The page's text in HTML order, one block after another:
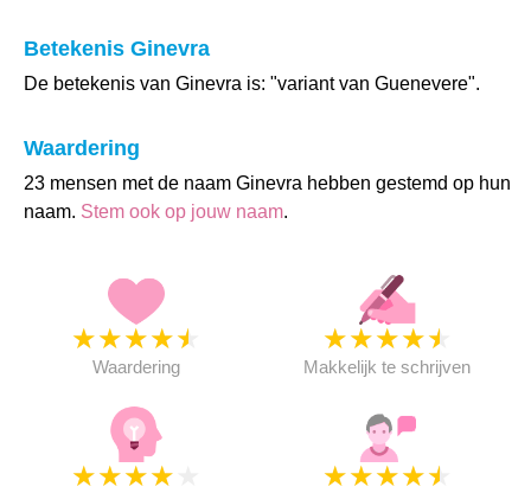
Betekenis Ginevra
De betekenis van Ginevra is: "variant van Guenevere".
Waardering
23 mensen met de naam Ginevra hebben gestemd op hun
naam. Stem ook op jouw naam.
★★★★★
Waardering
★★★★★
Makkelijk te schrijven
★★★★ ★★★★★